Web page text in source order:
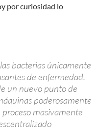
por curiosidad lo
bacterias únicamente
de enfermedad.
un nuevo punto de
poderosamente
masivamente